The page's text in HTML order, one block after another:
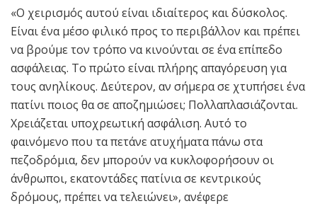
«Ο χειρισμός αυτού είναι ιδιαίτερος και δύσκολος.
Είναι ένα μέσο φιλικό προς το περιβάλλον και πρέπει
να βρούμε τον τρόπο να κινούνται σε ένα επίπεδο
ασφάλειας. Το πρώτο είναι πλήρης απαγόρευση για
τους ανηλίκους. Δεύτερον, αν σήμερα σε χτυπήσει ένα
πατίνι ποιος θα σε αποζημιώσει; Πολλαπλασιάζονται.
Χρειάζεται υποχρεωτική ασφάλιση. Αυτό το
φαινόμενο που τα πετάνε ατυχήματα πάνω στα
πεζοδρόμια, δεν μπορούν να κυκλοφορήσουν οι
άνθρωποι, εκατοντάδες πατίνια σε κεντρικούς
δρόμους, πρέπει να τελειώνει», ανέφερε